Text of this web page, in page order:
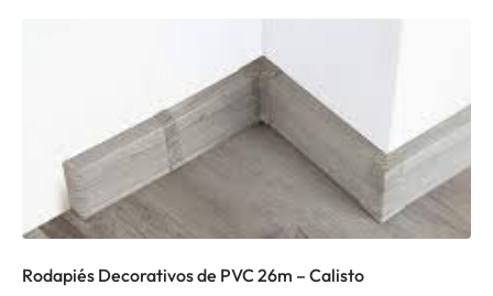
Rodapiés Decorativos de PVC 26m – Calisto